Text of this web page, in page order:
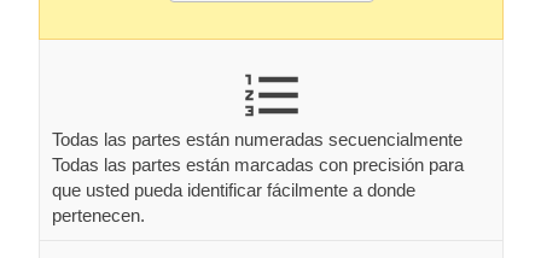
Todas las partes están numeradas secuencialmente
Todas las partes están marcadas con precisión para
que usted pueda identificar fácilmente a donde
pertenecen.